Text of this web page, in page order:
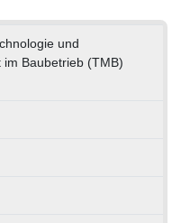
und
im Baubetrieb (TMB)